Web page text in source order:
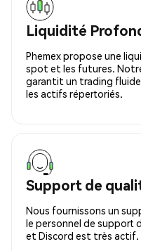
Liquidité
Phemex propose une
spot et les futures.
garantit un trading
les actifs répertoriés.
Support de
Nous fournissons un
le personnel de support
et Discord est très actif.